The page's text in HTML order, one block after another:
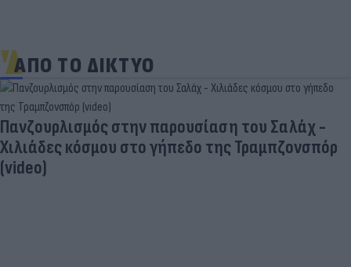
ΑΠΟ ΤΟ ΔΙΚΤΥΟ
Πανζουρλισμός στην παρουσίαση του Σαλάχ -
Χιλιάδες κόσμου στο γήπεδο της Τραμπζονσπόρ
(video)